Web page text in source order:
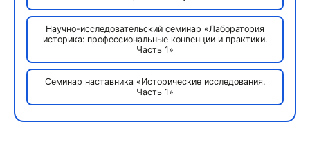
Научно-исследовательский семинар «Лаборатория
историка: профессиональные конвенции и практики.
Часть 1»
Семинар наставника «Исторические исследования.
Часть 1»